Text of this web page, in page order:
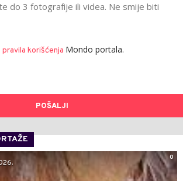
do 3 fotografije ili videa. Ne smije biti
pravila korišćenja Mondo portala.
POŠALJI
0